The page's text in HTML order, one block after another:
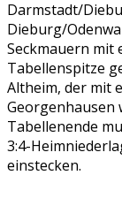
Darmstadt/
Dieburg/
Seckmauern mit
Tabellenspitze
Altheim, der mit
Georgenhausen
Tabellenende
3:4-
einstecken.